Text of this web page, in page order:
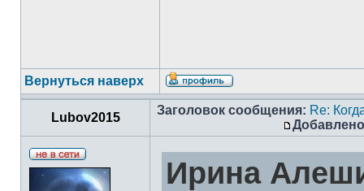
Вернуться наверх
Lubov2015
Заголовок сообщения: Re:
Ирина